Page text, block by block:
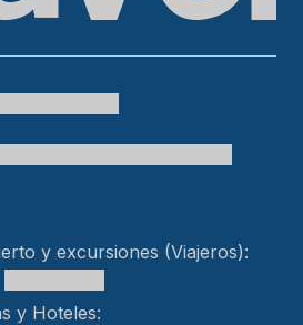
y excursiones (Viajeros):
y Hoteles: